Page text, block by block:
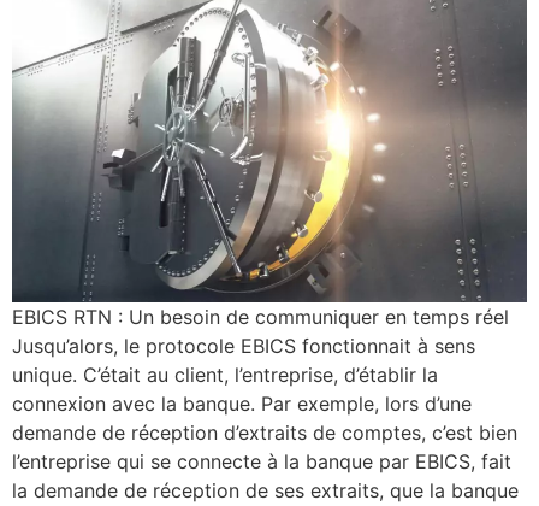
EBICS RTN : Un besoin de communiquer en temps réel
Jusqu’alors, le protocole EBICS fonctionnait à sens
unique. C’était au client, l’entreprise, d’établir la
connexion avec la banque. Par exemple, lors d’une
demande de réception d’extraits de comptes, c’est bien
l’entreprise qui se connecte à la banque par EBICS, fait
la demande de réception de ses extraits, que la banque